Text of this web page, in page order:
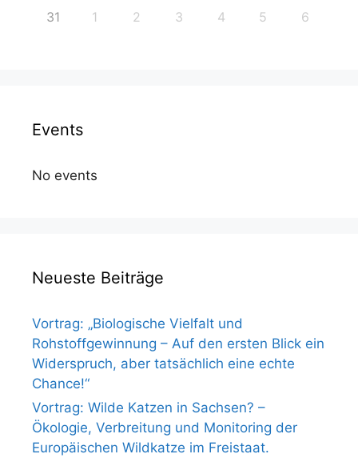
31 1 2 3 4 5 6
Events
No events
Neueste Beiträge
Vortrag: „Biologische Vielfalt und
Rohstoffgewinnung – Auf den ersten Blick ein
Widerspruch, aber tatsächlich eine echte
Chance!“
Vortrag: Wilde Katzen in Sachsen? –
Ökologie, Verbreitung und Monitoring der
Europäischen Wildkatze im Freistaat.